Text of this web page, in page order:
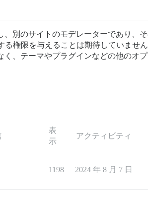
、別のサイトのモデレーターであり、
る権限を与えることは期待していません
く、テーマやプラグインなどの他のオ
表
示
アクティビティ
1198 2024 年 8 月 7 日